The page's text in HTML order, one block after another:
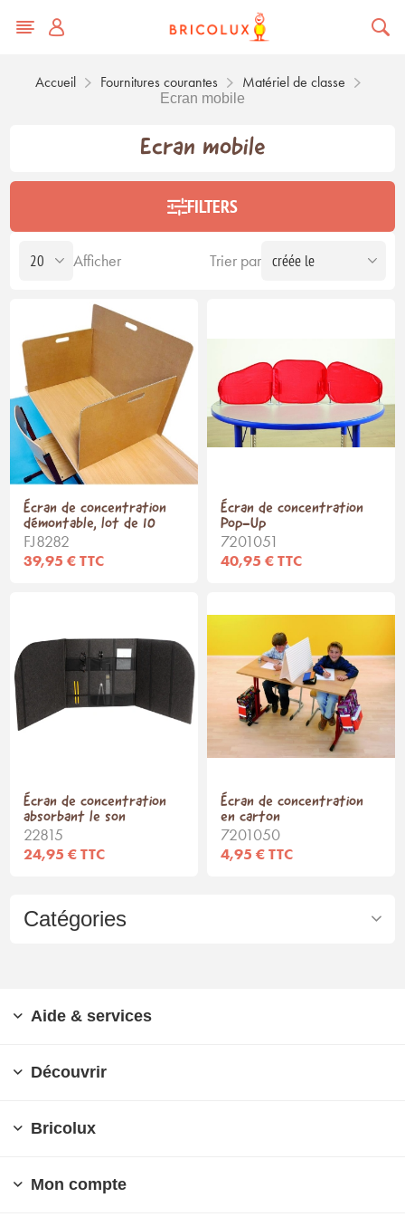
Accueil Fournitures courantes Matériel de classe
Ecran mobile
Catégories
Ecran mobile
FILTERS
Trier par
Afficher
Écran de concentration
démontable, lot de 10
FJ8282
39,95 € TTC
Écran de concentration
Pop-Up
7201051
40,95 € TTC
Écran de concentration
absorbant le son
22815
24,95 € TTC
Écran de concentration
en carton
7201050
4,95 € TTC
Aide & services
Découvrir
Bricolux
Mon compte